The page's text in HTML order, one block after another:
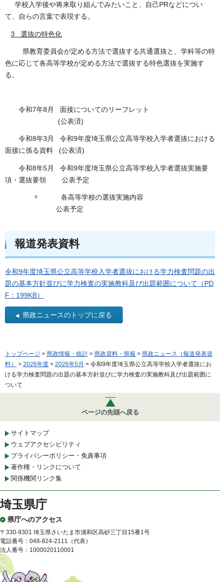
学校入学後や将来取り組んでみたいこと、自己PRなどについ
て、自らの言葉で表現する。
3 選抜の特色化
県教育委員会が定める方法で選抜する共通選抜と、学科等の特
色に応じて各高等学校が定める方法で選抜する特色選抜を実施す
る。
令和7年8月 面接についてのリーフレット
(公表済)
令和8年3月 令和9年度埼玉県公立高等学校入学者選抜における
面接に係る資料 (公表済)
令和8年5月 令和9年度埼玉県公立高等学校入学者選抜実施要
項・選抜要領 公表予定
〃 各高等学校の選抜実施内容
公表予定
報道発表資料
令和9年度埼玉県公立高等学校入学者選抜における学力検査問題の出
題の基本方針並びに学力検査の実施教科及び出題範囲について（PD
F：199KB）
県政ニュースのトップに戻る
トップページ > 県政情報・統計 > 県政資料・県報 > 県政ニュース（報道発表資
料）
> 2026年度 > 2026年5月 > 令和9年度埼玉県公立高等学校入学者選抜にお
ける学力検査問題の出題の基本方針並びに学力検査の実施教科及び出題範囲に
ついて
ページの先頭へ戻る
サイトマップ
ウェブアクセシビリティ
プライバシーポリシー・免責事項
著作権・リンクについて
関係機関リンク集
埼玉県庁
県庁へのアクセス
〒330-9301 埼玉県さいたま市浦和区高砂三丁目15番1号
電話番号：048-824-2111（代表）
法人番号：1000020110001